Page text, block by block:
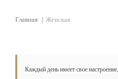
Главная Женская
Каждый день имеет свое